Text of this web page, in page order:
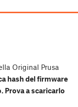
Original Prusa
hash del firmware
Prova a scaricarlo